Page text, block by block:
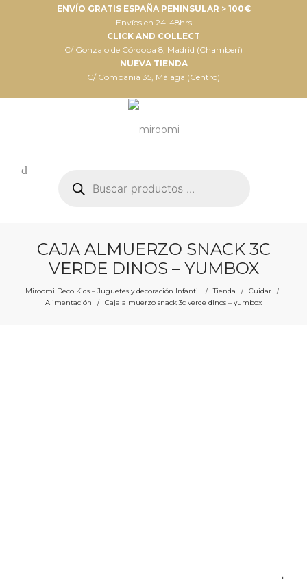
ENVÍO GRATIS ESPAÑA PENINSULAR > 100€
Envíos en 24-48hrs
CLICK AND COLLECT
C/ Gonzalo de Córdoba 8, Madrid (Chamberí)
NUEVA TIENDA
C/ Compañia 35, Málaga (Centro)
productos
CAJA ALMUERZO SNACK 3C
VERDE DINOS – YUMBOX
Miroomi Deco Kids – Juguetes y decoración Infantil / Tienda / Cuidar /
Alimentación / Caja almuerzo snack 3c verde dinos – yumbox